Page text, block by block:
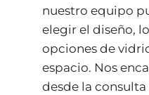
nuestro equipo
elegir el diseño,
opciones de
espacio. Nos
desde la